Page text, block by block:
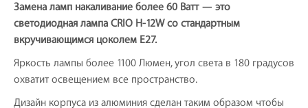
Замена ламп накаливание более 60 Ватт — это
светодиодная лампа CRIO H-12W со стандартным
вкручивающимся цоколем Е27.
Яркость лампы более 1100 Люмен, угол света в 180 градусов
охватит освещением все пространство.
Дизайн корпуса из алюминия сделан таким образом чтобы